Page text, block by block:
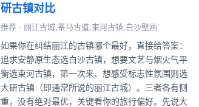
研古镇对比
推荐 · 丽江古城,茶马古道,束河古镇,白沙壁画
如果你在纠结丽江的古镇哪个最好，直接给答案：
追求安静原生态选白沙古镇，想要文艺与烟火气平
衡选束河古镇，第一次来、想感受标志性氛围则选
大研古镇（即通常所说的丽江古城）。三者各有侧
重，没有绝对最优，关键看你的旅行偏好。先说大